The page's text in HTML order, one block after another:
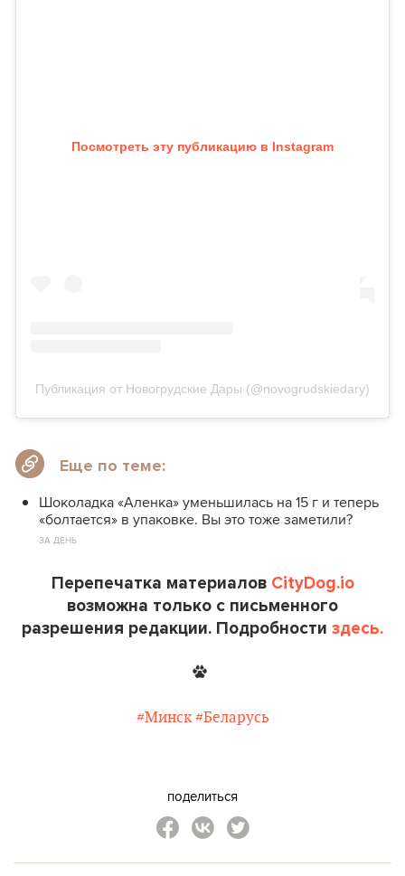
Посмотреть эту публикацию в Instagram
Публикация от Новогрудские Дары (@novogrudskiedary)
Еще по теме:
Шоколадка «Аленка» уменьшилась на 15 г и теперь
«болтается» в упаковке. Вы это тоже заметили?
ЗА ДЕНЬ
Перепечатка материалов CityDog.io
возможна только с письменного
разрешения редакции. Подробности здесь.
#Минск #Беларусь
поделиться